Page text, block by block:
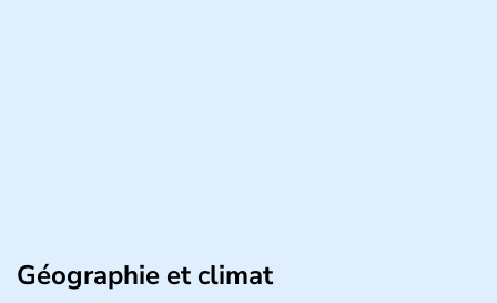
Géographie et climat